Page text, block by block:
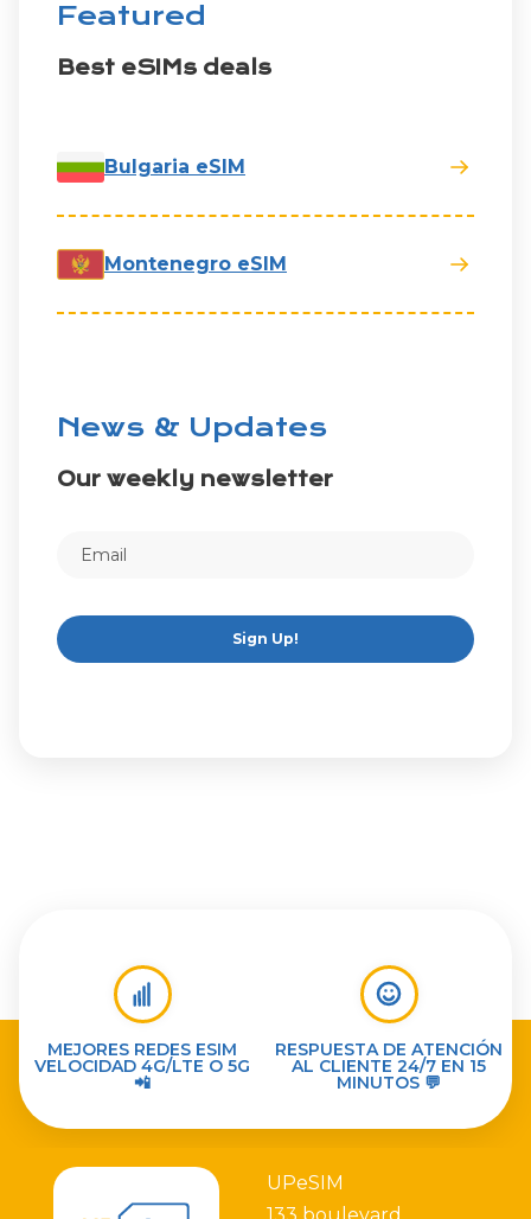
Featured
Best eSIMs deals
Bulgaria eSIM
Montenegro eSIM
News & Updates
Our weekly newsletter
Sign Up!
MEJORES REDES ESIM
VELOCIDAD 4G/LTE O 5G
📲
RESPUESTA DE ATENCIÓN
AL CLIENTE 24/7 EN 15
MINUTOS 💬
UPeSIM